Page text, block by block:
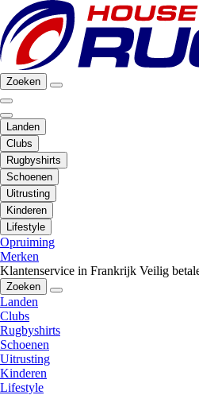
Zoeken
Landen
Clubs
Rugbyshirts
Schoenen
Uitrusting
Kinderen
Lifestyle
Opruiming
Merken
Klantenservice in Frankrijk Veilig
Zoeken
Landen
Clubs
Rugbyshirts
Schoenen
Uitrusting
Kinderen
Lifestyle